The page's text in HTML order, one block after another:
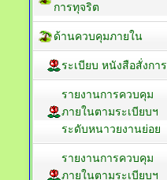
การทุจริต
ด้านควบคุมภายใน
ระเบียบ หนังสือสั่งการ
รายงานการควบคุม
ภายในตามระเบียบฯ
ระดับหนาวยงานย่อย
รายงานการควบคุม
ภายในตามระเบียบฯ